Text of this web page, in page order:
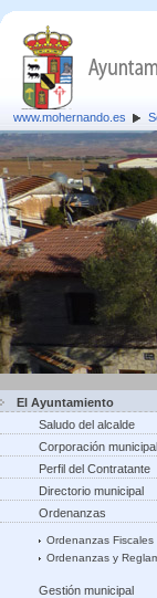
www.mohernando.es
El Ayuntamiento
Saludo del alcalde
Corporación municipal
Perfil del Contratante
Directorio municipal
Ordenanzas
Ordenanzas Fiscales
Ordenanzas y
Gestión municipal